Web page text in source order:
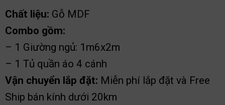
Chất liệu: Gỗ MDF
Combo gồm:
– 1 Giường ngủ: 1m6x2m
– 1 Tủ quần áo 4 cánh
Vận chuyển lắp đặt: Miễn phí lắp đặt và Free
Ship bán kính dưới 20km